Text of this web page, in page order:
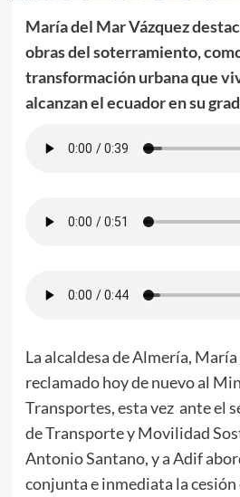
María del Mar Vázquez
obras del soterramiento,
transformación urbana que
alcanzan el ecuador en su
La alcaldesa de Almería,
reclamado hoy de nuevo al
Transportes, esta vez ante el
de Transporte y Movilidad
Antonio Santano, y a Adif
conjunta e inmediata la cesión